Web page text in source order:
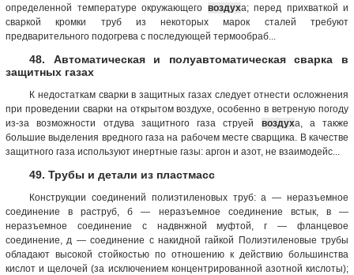
определенной температуре окружающего воздуха; перед прихваткой и
сваркой кромки труб из некоторых марок сталей требуют
предварительного подогрева с последующей термообраб...
48. Автоматическая и полуавтоматическая сварка в
защитных газах
К недостаткам сварки в защитных газах следует отнести осложнения
при проведении сварки на открытом воздухе, особенно в ветреную погоду
из-за возможности отдува защитного газа струей воздуха, а также
большие выделения вредного газа на рабочем месте сварщика. В качестве
защитного газа используют инертные газы: аргон и азот, не взаимодейс...
49. Трубы и детали из пластмасс
Конструкции соединений полиэтиленовых труб: а — неразъемное
соединение в раструб, б — неразъемное соединение встык, в —
неразъемное соединение с надвнжной муфтой, г — фланцевое
соединение, д — соединение с накидной гайкой Полиэтиленовые трубы
обладают высокой стойкостью по отношению к действию большинства
кислот и щелочей (за исключением концентрированной азотной кислоты);